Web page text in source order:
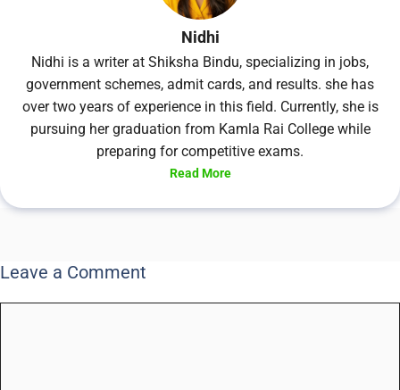
Nidhi
Nidhi is a writer at Shiksha Bindu, specializing in jobs,
government schemes, admit cards, and results. she has
over two years of experience in this field. Currently, she is
pursuing her graduation from Kamla Rai College while
preparing for competitive exams.
Read More
Leave a Comment